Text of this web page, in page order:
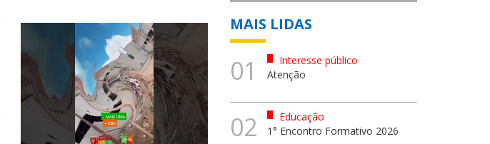
MAIS LIDAS
01
Interesse público
Atenção
02
Educação
1° Encontro Formativo 2026